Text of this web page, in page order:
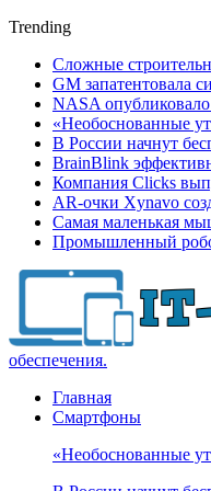
Trending
Сложные
GM запатентовала
NASA
«Необоснованные
В России начнут
BrainBlink
Компания Clicks
AR-очки Xynavo
Самая маленькая
Промышленный
обеспечения.
Главная
Смартфоны
«Необоснованные